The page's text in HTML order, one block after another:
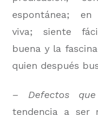
espontánea; en
viva; siente
buena y la
quien después
– Defectos que
tendencia a ser